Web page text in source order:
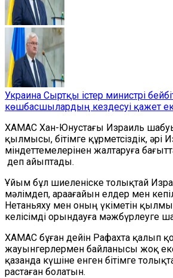
Украина Сыртқы істер министрі
көшбасшылардың кездесуі қажет
ХАМАС Хан-Юнустағы Израиль
қылмысы, бітімге құрметсіздік, әрі
міндеттемелерінен жалтаруға
деп айыптады.
Ұйым бұл шиеленіске толықтай
мәлімдеп, араағайын елдер мен
Нетаньяху мен оның үкіметін
келісімді орындауға мәжбүрлеуге
ХАМАС бұған дейін Рафахта қалып
жауынгерлермен байланысы жоқ
қазанда күшіне енген бітімге
растаған болатын.